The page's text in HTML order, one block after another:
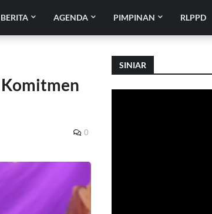
BERITA AGENDA PIMPINAN RLPPD
0
SINIAR